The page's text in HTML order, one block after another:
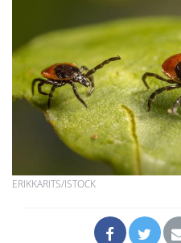
ERIKKARITS/ISTOCK